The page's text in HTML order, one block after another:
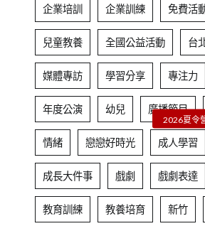
企業培訓 企業訓練 免費活
兒童教養 全國公益活動 台
媒體專訪 學習分享 專注力
年度公演 幼兒 廣播節目
情緒 戀戀好時光 成人學習
成長大件事 戲劇 戲劇表達
教育訓練 教養培育 新竹